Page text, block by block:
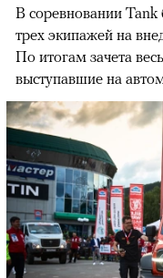
00:00
В соревновании
трех экипажей на
По итогам зачета
выступавшие на